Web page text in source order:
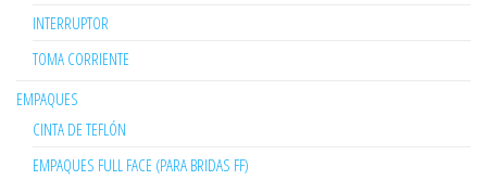
INTERRUPTOR
TOMA CORRIENTE
EMPAQUES
CINTA DE TEFLÓN
EMPAQUES FULL FACE (PARA BRIDAS FF)